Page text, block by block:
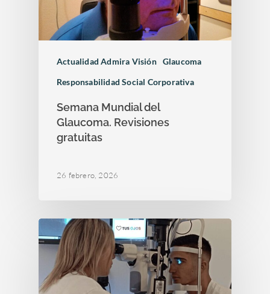
Actualidad Admira Visión Glaucoma
Responsabilidad Social Corporativa
Semana Mundial del
Glaucoma. Revisiones
gratuitas
26 febrero, 2026